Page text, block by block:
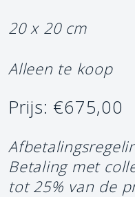
20 x 20 cm
Alleen te koop
Prijs: €675,00
Betaling met
tot 25% van de